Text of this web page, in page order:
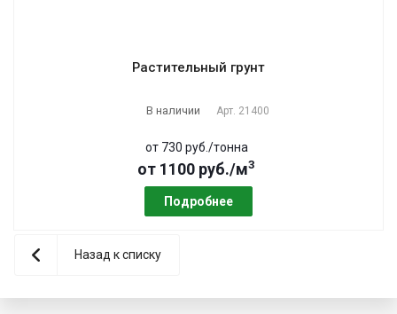
Растительный грунт
В наличии Арт. 21400
от 730 руб./тонна
от 1100 руб./м3
Подробнее
Назад к списку